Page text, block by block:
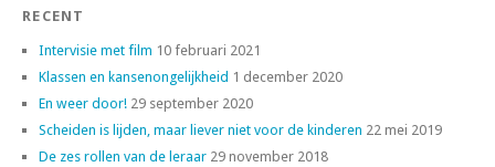
RECENT
Intervisie met film 10 februari 2021
Klassen en kansenongelijkheid 1 december 2020
En weer door! 29 september 2020
Scheiden is lijden, maar liever niet voor de kinderen 22 mei 2019
De zes rollen van de leraar 29 november 2018